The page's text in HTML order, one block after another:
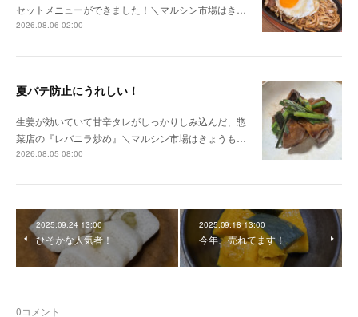
セットメニューができました！＼マルシン市場はき…
2026.08.06 02:00
夏バテ防止にうれしい！
生姜が効いていて甘辛タレがしっかりしみ込んだ、惣
菜店の『レバニラ炒め』＼マルシン市場はきょうも…
2026.08.05 08:00
2025.09.24 13:00
ひそかな人気者！
2025.09.18 13:00
今年、売れてます！
0コメント